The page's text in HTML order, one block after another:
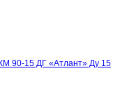
90-15 ДГ «Атлант» Ду 15